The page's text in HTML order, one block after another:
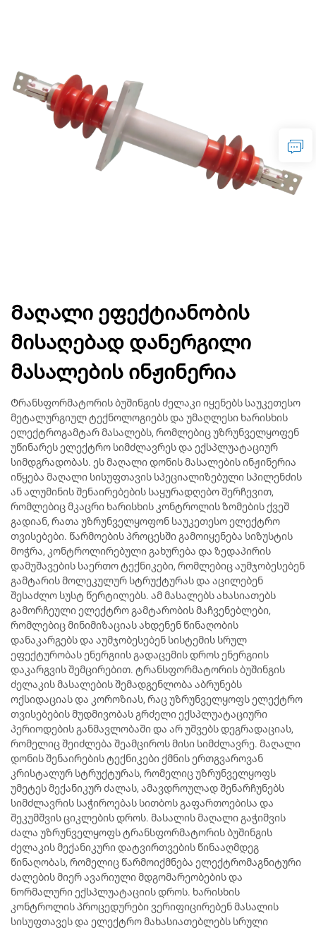
Მაღალი ეფექტიანობის
მისაღებად დანერგილი
მასალების ინჟინერია
Ტრანსფორმატორის ბუშინგის ძელაკი იყენებს საუკეთესო
მეტალურგიულ ტექნოლოგიებს და უმაღლესი ხარისხის
ელექტროგამტარ მასალებს, რომლებიც უზრუნველყოფენ
უწინარეს ელექტრო სიმძლავრეს და ექსპლუატაციურ
სიმდგრადობას. ეს მაღალი დონის მასალების ინჟინერია
იწყება მაღალი სისუფთავის სპეციალიზებული სპილენძის
ან ალუმინის შენაირებების საყურადღებო შერჩევით,
რომლებიც მკაცრი ხარისხის კონტროლის ზომების ქვეშ
გადიან, რათა უზრუნველყოფონ საუკეთესო ელექტრო
თვისებები. წარმოების პროცესში გამოიყენება სიზუსტის
მოჭრა, კონტროლირებული გახურება და ზედაპირის
დამუშავების საერთო ტექნიკები, რომლებიც აუმჯობესებენ
გამტარის მოლეკულურ სტრუქტურას და აცილებენ
შესაძლო სუსტ წერტილებს. ამ მასალებს ახასიათებს
გამორჩეული ელექტრო გამტარობის მაჩვენებლები,
რომლებიც მინიმიზაციას ახდენენ წინაღობის
დანაკარგებს და აუმჯობესებენ სისტემის სრულ
ეფექტურობას ენერგიის გადაცემის დროს ენერგიის
დაკარგვის შემცირებით. ტრანსფორმატორის ბუშინგის
ძელაკის მასალების შემადგენლობა აბრუნებს
ოქსიდაციას და კოროზიას, რაც უზრუნველყოფს ელექტრო
თვისებების მუდმივობას გრძელი ექსპლუატაციური
პერიოდების განმავლობაში და არ უშვებს დეგრადაციას,
რომელიც შეიძლება შეამციროს მისი სიმძლავრე. მაღალი
დონის შენაირების ტექნიკები ქმნის ერთგვაროვან
კრისტალურ სტრუქტურას, რომელიც უზრუნველყოფს
უმეტეს მექანიკურ ძალას, ამავდროულად შენარჩუნებს
სიმძლავრის საჭიროებას სითბოს გაფართოებისა და
შეკუმშვის ციკლების დროს. მასალის მაღალი გაჭიმვის
ძალა უზრუნველყოფს ტრანსფორმატორის ბუშინგის
ძელაკის მექანიკური დატვირთვების წინააღმდეგ
წინაღობას, რომელიც წარმოიქმნება ელექტრომაგნიტური
ძალების მიერ ავარიული მდგომარეობების და
ნორმალური ექსპლუატაციის დროს. ხარისხის
კონტროლის პროცედურები ვერიფიცირებენ მასალის
სისუფთავეს და ელექტრო მახასიათებლებს სრული